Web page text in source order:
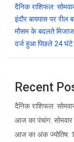
दैनिक राशिफल:
इंदौर बायपास पर रील
मौसम के बदलते
दर्ज हुआ पिछले 24 घंटे
Recent
दैनिक राशिफल:
आज का पंचांग:
आज का अंक ज्योतिष: